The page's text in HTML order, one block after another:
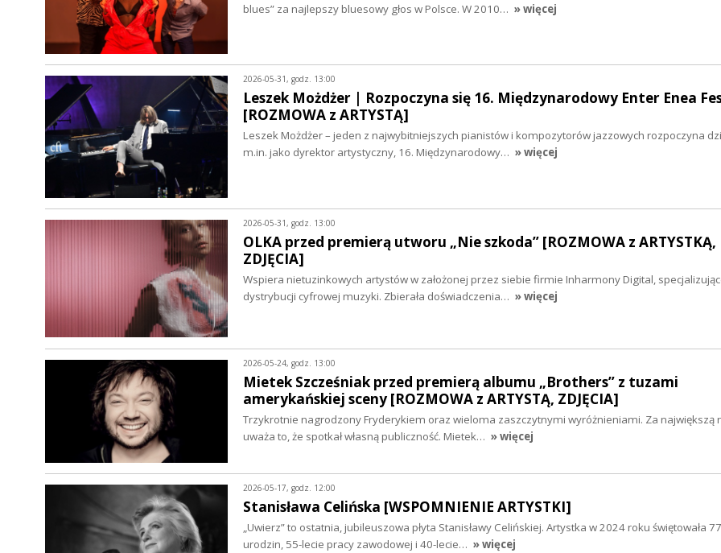
blues” za najlepszy bluesowy głos w Polsce. W 2010… » więcej
2026-05-31, godz. 13:00
Leszek Możdżer | Rozpoczyna się 16. Międzynarodowy Enter Enea
[ROZMOWA z ARTYSTĄ]
Leszek Możdżer – jeden z najwybitniejszych pianistów i kompozytorów jazzowych rozpoczyna
m.in. jako dyrektor artystyczny, 16. Międzynarodowy… » więcej
2026-05-31, godz. 13:00
OLKA przed premierą utworu „Nie szkoda” [ROZMOWA z ARTYSTKĄ,
ZDJĘCIA]
Wspiera nietuzinkowych artystów w założonej przez siebie firmie Inharmony Digital,
dystrybucji cyfrowej muzyki. Zbierała doświadczenia… » więcej
2026-05-24, godz. 13:00
Mietek Szcześniak przed premierą albumu „Brothers” z tuzami
amerykańskiej sceny [ROZMOWA z ARTYSTĄ, ZDJĘCIA]
Trzykrotnie nagrodzony Fryderykiem oraz wieloma zaszczytnymi wyróżnieniami. Za największą
uważa to, że spotkał własną publiczność. Mietek… » więcej
2026-05-17, godz. 12:00
Stanisława Celińska [WSPOMNIENIE ARTYSTKI]
„Uwierz” to ostatnia, jubileuszowa płyta Stanisławy Celińskiej. Artystka w 2024 roku świętowała
urodzin, 55-lecie pracy zawodowej i 40-lecie… » więcej